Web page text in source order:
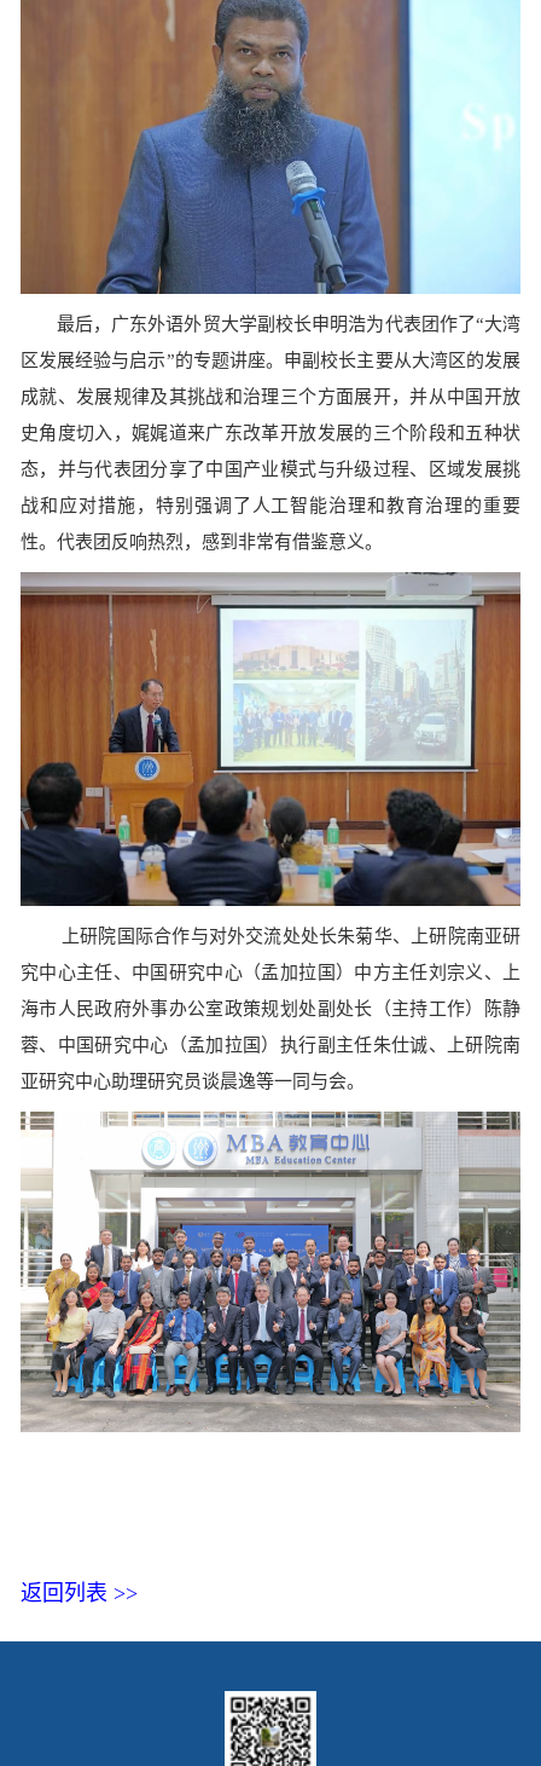
最后，广东外语外贸大学副校长申明浩为代表团作了“大湾
区发展经验与启示”的专题讲座。申副校长主要从大湾区的发展
成就、发展规律及其挑战和治理三个方面展开，并从中国开放
史角度切入，娓娓道来广东改革开放发展的三个阶段和五种状
态，并与代表团分享了中国产业模式与升级过程、区域发展挑
战和应对措施，特别强调了人工智能治理和教育治理的重要
性。代表团反响热烈，感到非常有借鉴意义。
上研院国际合作与对外交流处处长朱菊华、上研院南亚研
究中心主任、中国研究中心（孟加拉国）中方主任刘宗义、上
海市人民政府外事办公室政策规划处副处长（主持工作）陈静
蓉、中国研究中心（孟加拉国）执行副主任朱仕诚、上研院南
亚研究中心助理研究员谈晨逸等一同与会。
返回列表 >>